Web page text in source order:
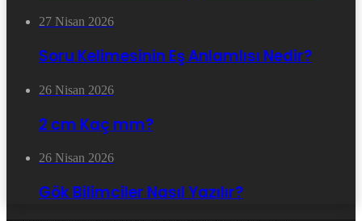
27 Nisan 2026
Soru Kelimesinin Eş Anlamlısı Nedir?
26 Nisan 2026
2 cm Kaç mm?
26 Nisan 2026
Gök Bilimciler Nasıl Yazılır?